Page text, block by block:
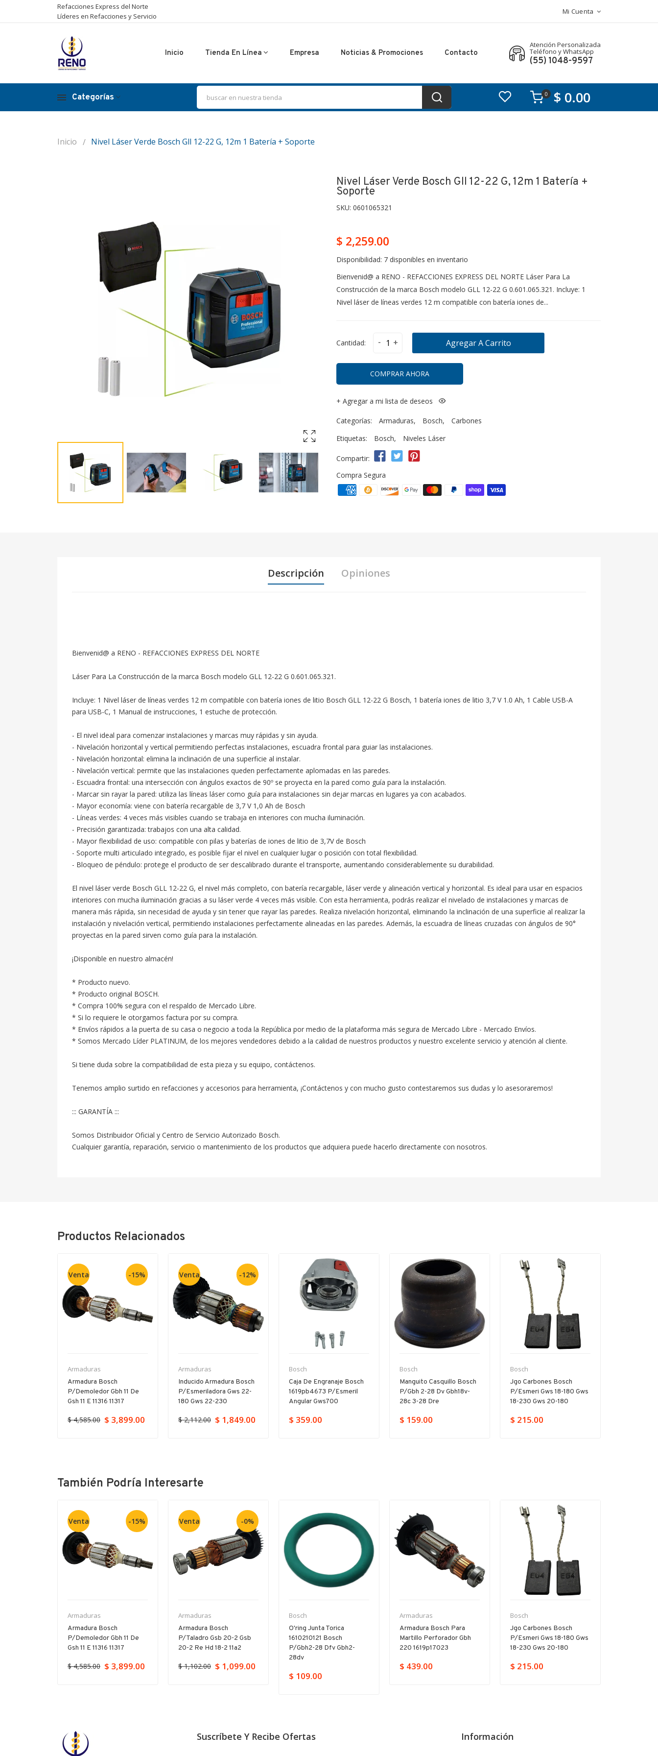
Refacciones Express del Norte
Líderes en Refacciones y Servicio
Mi Cuenta
Inicio Tienda En Línea Empresa Noticias & Promociones Contacto
Atención Personalizada
Teléfono y WhatsApp
(55) 1048-9597
Categorías $ 0.00
0
Inicio Nivel Láser Verde Bosch Gll 12-22 G, 12m 1 Batería + Soporte
Nivel Láser Verde Bosch Gll 12-22 G, 12m 1 Batería +
Soporte
SKU: 0601065321
$ 2,259.00
Disponibilidad: 7 disponibles en inventario
Bienvenid@ a RENO - REFACCIONES EXPRESS DEL NORTE Láser Para La
Construcción de la marca Bosch modelo GLL 12-22 G 0.601.065.321. Incluye: 1
Nivel láser de líneas verdes 12 m compatible con batería iones de...
Cantidad: - + Agregar A Carrito
COMPRAR AHORA
+ Agregar a mi lista de deseos
Categorías: Armaduras, Bosch,
Carbones
Etiquetas:
Bosch, Niveles Láser
Compartir:
Compra Segura
Descripción Opiniones
Bienvenid@ a RENO - REFACCIONES EXPRESS DEL NORTE
Láser Para La Construcción de la marca Bosch modelo GLL 12-22 G 0.601.065.321.
Incluye: 1 Nivel láser de líneas verdes 12 m compatible con batería iones de litio Bosch GLL 12-22 G Bosch, 1 batería iones de litio 3,7 V 1.0 Ah, 1 Cable USB-A
para USB-C, 1 Manual de instrucciones, 1 estuche de protección.
- El nivel ideal para comenzar instalaciones y marcas muy rápidas y sin ayuda.
- Nivelación horizontal y vertical permitiendo perfectas instalaciones, escuadra frontal para guiar las instalaciones.
- Nivelación horizontal: elimina la inclinación de una superficie al instalar.
- Nivelación vertical: permite que las instalaciones queden perfectamente aplomadas en las paredes.
- Escuadra frontal: una intersección con ángulos exactos de 90º se proyecta en la pared como guía para la instalación.
- Marcar sin rayar la pared: utiliza las líneas láser como guía para instalaciones sin dejar marcas en lugares ya con acabados.
- Mayor economía: viene con batería recargable de 3,7 V 1,0 Ah de Bosch
- Líneas verdes: 4 veces más visibles cuando se trabaja en interiores con mucha iluminación.
- Precisión garantizada: trabajos con una alta calidad.
- Mayor flexibilidad de uso: compatible con pilas y baterías de iones de litio de 3,7V de Bosch
- Soporte multi articulado integrado, es posible fijar el nivel en cualquier lugar o posición con total flexibilidad.
- Bloqueo de péndulo: protege el producto de ser descalibrado durante el transporte, aumentando considerablemente su durabilidad.
El nivel láser verde Bosch GLL 12-22 G, el nivel más completo, con batería recargable, láser verde y alineación vertical y horizontal. Es ideal para usar en espacios
interiores con mucha iluminación gracias a su láser verde 4 veces más visible. Con esta herramienta, podrás realizar el nivelado de instalaciones y marcas de
manera más rápida, sin necesidad de ayuda y sin tener que rayar las paredes. Realiza nivelación horizontal, eliminando la inclinación de una superficie al realizar la
instalación y nivelación vertical, permitiendo instalaciones perfectamente alineadas en las paredes. Además, la escuadra de líneas cruzadas con ángulos de 90°
proyectas en la pared sirven como guía para la instalación.
¡Disponible en nuestro almacén!
* Producto nuevo.
* Producto original BOSCH.
* Compra 100% segura con el respaldo de Mercado Libre.
* Si lo requiere le otorgamos factura por su compra.
* Envíos rápidos a la puerta de su casa o negocio a toda la República por medio de la plataforma más segura de Mercado Libre - Mercado Envíos.
* Somos Mercado Líder PLATINUM, de los mejores vendedores debido a la calidad de nuestros productos y nuestro excelente servicio y atención al cliente.
Si tiene duda sobre la compatibilidad de esta pieza y su equipo, contáctenos.
Tenemos amplio surtido en refacciones y accesorios para herramienta, ¡Contáctenos y con mucho gusto contestaremos sus dudas y lo asesoraremos!
::: GARANTÍA :::
Somos Distribuidor Oficial y Centro de Servicio Autorizado Bosch.
Cualquier garantía, reparación, servicio o mantenimiento de los productos que adquiera puede hacerlo directamente con nosotros.
Productos Relacionados
Venta -15%
Armaduras
Armadura Bosch
P/demoledor Gbh 11 De
Gsh 11 E 11316 11317
$ 4,585.00 $ 3,899.00
Venta -12%
Armaduras
Inducido Armadura Bosch
P/esmeriladora Gws 22-
180 Gws 22-230
$ 2,112.00 $ 1,849.00
Bosch
Caja De Engranaje Bosch
1619pb4673 P/esmeril
Angular Gws700
$ 359.00
Bosch
Manguito Casquillo Bosch
P/gbh 2-28 Dv Gbh18v-
28c 3-28 Dre
$ 159.00
Bosch
Jgo Carbones Bosch
P/esmeri Gws 18-180 Gws
18-230 Gws 20-180
$ 215.00
También Podría Interesarte
Venta -15%
Armaduras
Armadura Bosch
P/demoledor Gbh 11 De
Gsh 11 E 11316 11317
$ 4,585.00 $ 3,899.00
Venta -0%
Armaduras
Armadura Bosch
P/taladro Gsb 20-2 Gsb
20-2 Re Hd 18-2 11a2
$ 1,102.00 $ 1,099.00
Bosch
O'ring Junta Torica
1610210121 Bosch
P/gbh2-28 Dfv Gbh2-
28dv
$ 109.00
Armaduras
Armadura Bosch Para
Martillo Perforador Gbh
220 1619p17023
$ 439.00
Bosch
Jgo Carbones Bosch
P/esmeri Gws 18-180 Gws
18-230 Gws 20-180
$ 215.00
Suscríbete Y Recibe Ofertas Información